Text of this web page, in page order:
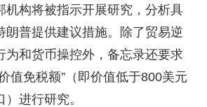
机构将被指示开展研究，分析具
朗普提供建议措施。除了贸易逆
为和货币操控外，备忘录还要求
值免税额”（即价值低于800美元
进行研究。